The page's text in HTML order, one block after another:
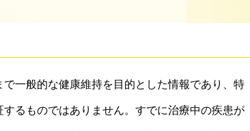
一般的な健康維持を目的とした情報であり、特
るものではありません。すでに治療中の疾患が